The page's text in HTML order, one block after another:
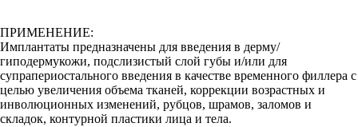
ПРИМЕНЕНИЕ:
Имплантаты предназначены для введения в дерму/
гиподермукожи, подслизистый слой губы и/или для
супрапериостального введения в качестве временного филлера с
целью увеличения объема тканей, коррекции возрастных и
инволюционных изменений, рубцов, шрамов, заломов и
складок, контурной пластики лица и тела.